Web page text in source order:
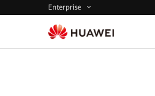
Enterprise